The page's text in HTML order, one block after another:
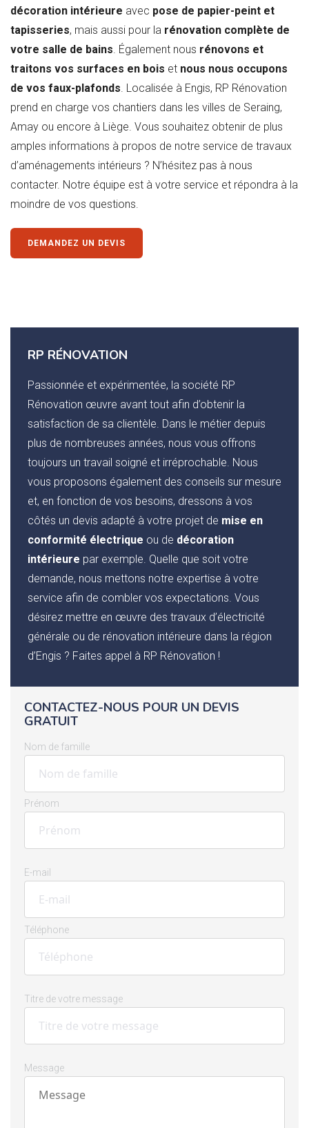
décoration intérieure avec pose de papier-peint et
tapisseries, mais aussi pour la rénovation complète de
votre salle de bains . Également nous rénovons et
traitons vos surfaces en bois et nous nous occupons
de vos faux-plafonds . Localisée à Engis, RP Rénovation
prend en charge vos chantiers dans les villes de Seraing,
Amay ou encore à Liège. Vous souhaitez obtenir de plus
amples informations à propos de notre service de travaux
d’aménagements intérieurs ? N’hésitez pas à nous
contacter. Notre équipe est à votre service et répondra à la
moindre de vos questions.
DEMANDEZ UN DEVIS
RP RÉNOVATION
Passionnée et expérimentée, la société RP
Rénovation œuvre avant tout afin d’obtenir la
satisfaction de sa clientèle. Dans le métier depuis
plus de nombreuses années, nous vous offrons
toujours un travail soigné et irréprochable. Nous
vous proposons également des conseils sur mesure
et, en fonction de vos besoins, dressons à vos
côtés un devis adapté à votre projet de mise en
conformité électrique ou de décoration
intérieure par exemple. Quelle que soit votre
demande, nous mettons notre expertise à votre
service afin de combler vos expectations. Vous
désirez mettre en œuvre des travaux d’électricité
générale ou de rénovation intérieure dans la région
d’Engis ? Faites appel à RP Rénovation !
CONTACTEZ-NOUS POUR UN DEVIS
GRATUIT
Nom de famille
Prénom
E-mail
Téléphone
Titre de votre message
Message